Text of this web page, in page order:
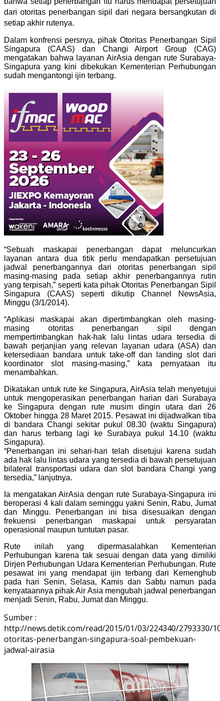
dari otoritas penerbangan sipil dari negara bersangkutan di
setiap akhir rutenya.
Dalam konfrensi persnya, pihak Otoritas Penerbangan Sipil
Singapura (CAAS) dan Changi Airport Group (CAG)
mengatakan bahwa layanan AirAsia dengan rute Surabaya-
Singapura yang kini dibekukan Kementerian Perhubungan
sudah mengantongi ijin terbang.
“Sebuah maskapai penerbangan dapat meluncurkan
layanan antara dua titik perlu mendapatkan persetujuan
jadwal penerbangannya dari otoritas penerbangan sipil
masing-masing pada setiap akhir penerbangannya rutin
yang terpisah,” seperti kata pihak Otoritas Penerbangan Sipil
Singapura (CAAS) seperti dikutip Channel NewsAsia,
Minggu (3/1/2014).
“Aplikasi maskapai akan dipertimbangkan oleh masing-
masing otoritas penerbangan sipil dengan
mempertimbangkan hak-hak lalu lintas udara tersedia di
bawah perjanjian yang relevan layanan udara (ASA) dan
ketersediaan bandara untuk take-off dan landing slot dari
koordinator slot masing-masing,” kata pernyataan itu
menambahkan.
Dikatakan untuk rute ke Singapura, AirAsia telah menyetujui
untuk mengoperasikan penerbangan harian dari Surabaya
ke Singapura dengan rute musim dingin utara dari 26
Oktober hingga 28 Maret 2015. Pesawat ini dijadwalkan tiba
di bandara Changi sekitar pukul 08.30 (waktu Singapura)
dan harus terbang lagi ke Surabaya pukul 14.10 (waktu
Singapura).
“Penerbangan ini sehari-hari telah disetujui karena sudah
ada hak lalu lintas udara yang tersedia di bawah persetujuan
bilateral transportasi udara dan slot bandara Changi yang
tersedia,” lanjutnya.
Ia mengatakan AirAsia dengan rute Surabaya-Singapura ini
beroperasi 4 kali dalam seminggu yakni Senin, Rabu, Jumat
dan Minggu. Penerbangan ini bisa disesuaikan dengan
frekuensi penerbangan maskapai untuk persyaratan
operasional maupun tuntutan pasar.
Rute inilah yang dipermasalahkan Kementerian
Perhubungan karena tak sesuai dengan data yang dimiliki
Dirjen Perhubungan Udara Kementerian Perhubungan. Rute
pesawat ini yang mendapat ijin terbang dari Kemenghub
pada hari Senin, Selasa, Kamis dan Sabtu namun pada
kenyataannya pihak Air Asia mengubah jadwal penerbangan
menjadi Senin, Rabu, Jumat dan Minggu.
Sumber :
http://news.detik.com/read/2015/01/03/224340/2793330/
otoritas-penerbangan-singapura-soal-pembekuan-
jadwal-airasia